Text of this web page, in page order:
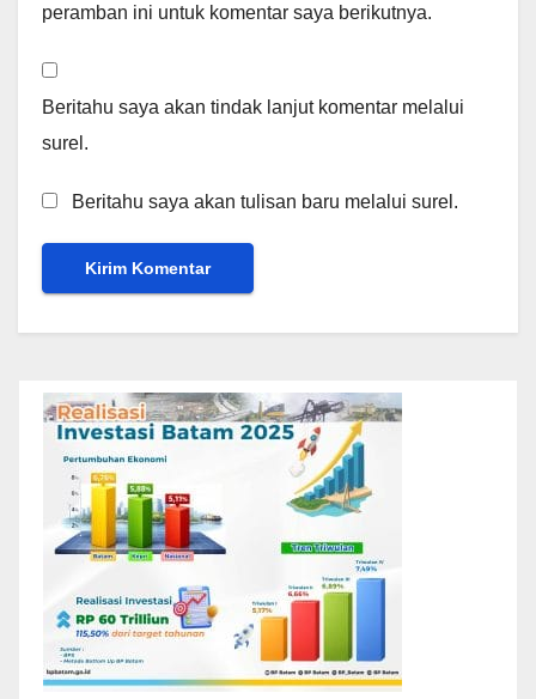
peramban ini untuk komentar saya berikutnya.
Beritahu saya akan tindak lanjut komentar melalui
surel.
Beritahu saya akan tulisan baru melalui surel.